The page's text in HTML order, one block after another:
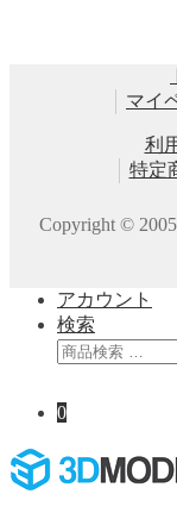
マイ
利
特定
Copyright ©
アカウント
検索
検
対
象:
0